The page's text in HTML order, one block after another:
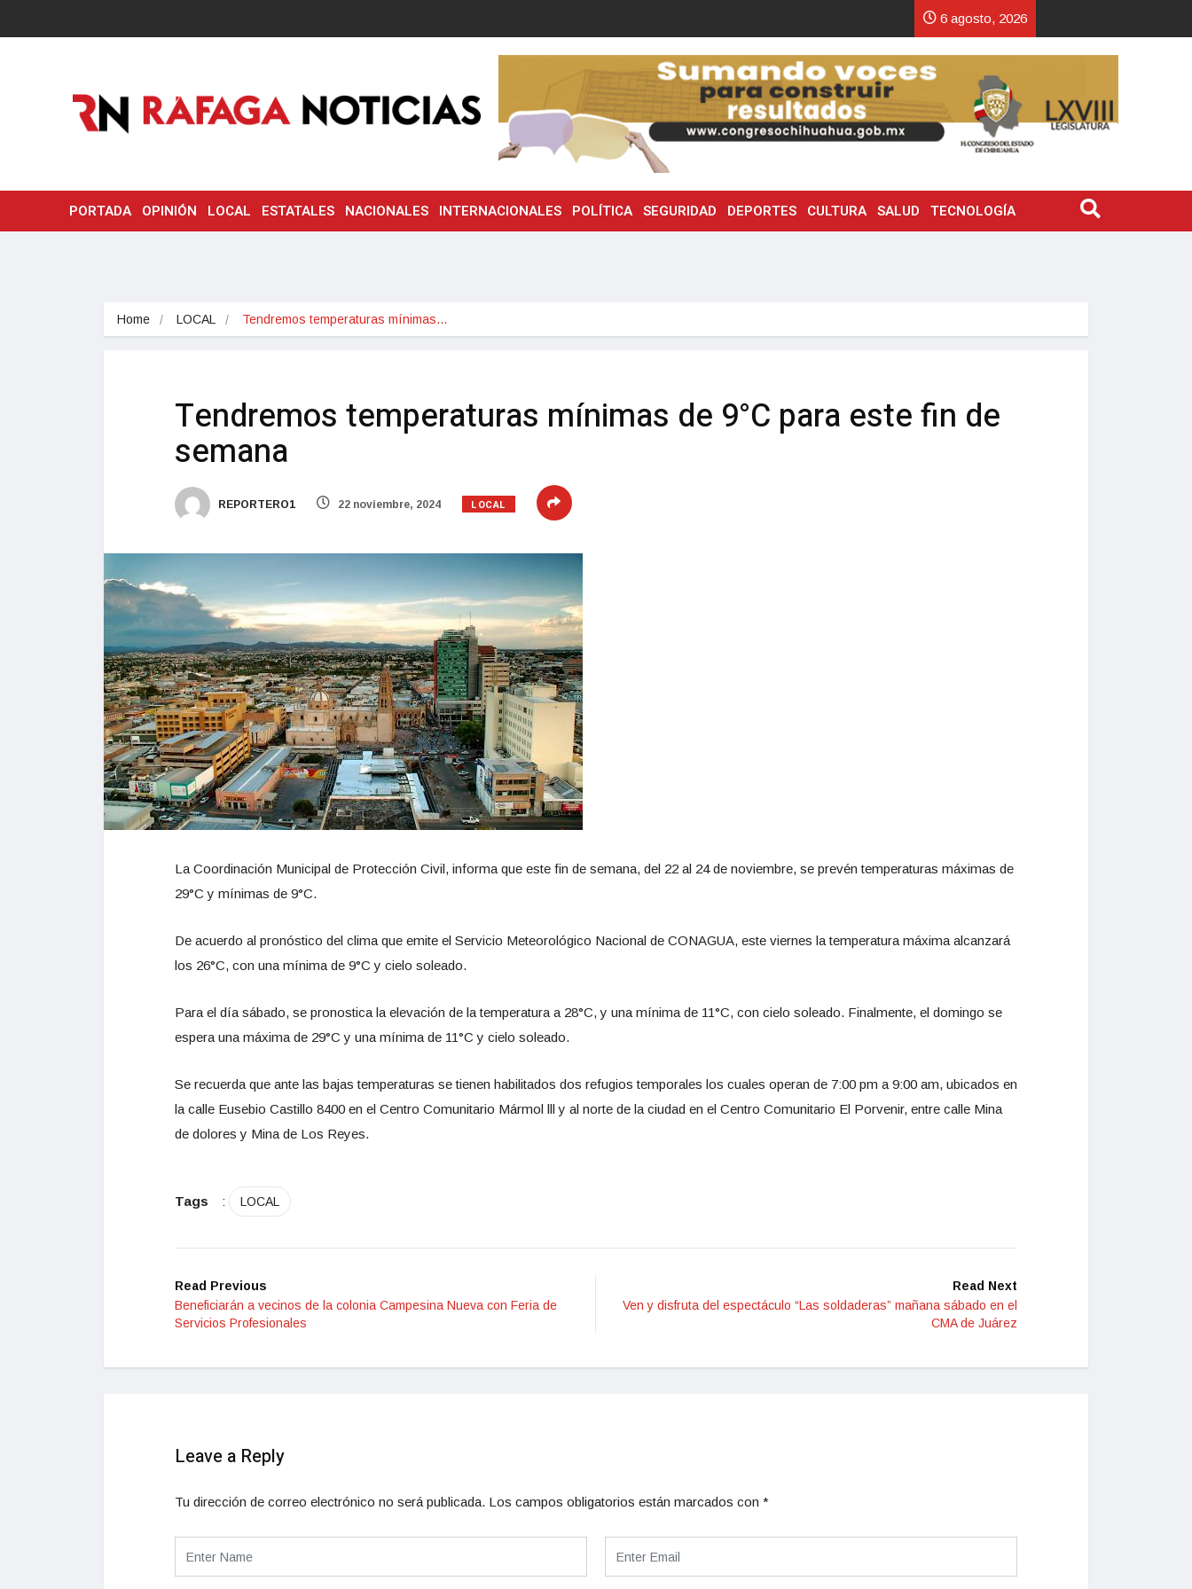
6 agosto, 2026
PORTADA OPINIÓN LOCAL ESTATALES NACIONALES INTERNACIONALES POLÍTICA SEGURIDAD DEPORTES CULTURA SALUD TECNOLOGÍA
Home LOCAL Tendremos temperaturas mínimas…
Tendremos temperaturas mínimas de 9°C para este fin de
semana
REPORTERO1 22 noviembre, 2024 LOCAL
La Coordinación Municipal de Protección Civil, informa que este fin de semana, del 22 al 24 de noviembre, se prevén temperaturas máximas de
29°C y mínimas de 9°C.
De acuerdo al pronóstico del clima que emite el Servicio Meteorológico Nacional de CONAGUA, este viernes la temperatura máxima alcanzará
los 26°C, con una mínima de 9°C y cielo soleado.
Para el día sábado, se pronostica la elevación de la temperatura a 28°C, y una mínima de 11°C, con cielo soleado. Finalmente, el domingo se
espera una máxima de 29°C y una mínima de 11°C y cielo soleado.
Se recuerda que ante las bajas temperaturas se tienen habilitados dos refugios temporales los cuales operan de 7:00 pm a 9:00 am, ubicados en
la calle Eusebio Castillo 8400 en el Centro Comunitario Mármol lll y al norte de la ciudad en el Centro Comunitario El Porvenir, entre calle Mina
de dolores y Mina de Los Reyes.
Tags : LOCAL
Read Previous
Beneficiarán a vecinos de la colonia Campesina Nueva con Feria de
Servicios Profesionales
Read Next
Ven y disfruta del espectáculo “Las soldaderas” mañana sábado en el
CMA de Juárez
Leave a Reply
Tu dirección de correo electrónico no será publicada. Los campos obligatorios están marcados con *